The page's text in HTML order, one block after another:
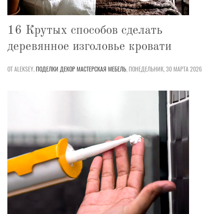
16 Крутых способов сделать
деревянное изголовье кровати
ОТ ALEKSEY,ПОДЕЛКИ ДЕКОРМАСТЕРСКАЯ МЕБЕЛЬ,ПОНЕДЕЛЬНИК, 30 МАРТА 2026